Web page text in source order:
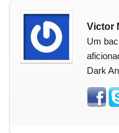
Victor
Um
Dark